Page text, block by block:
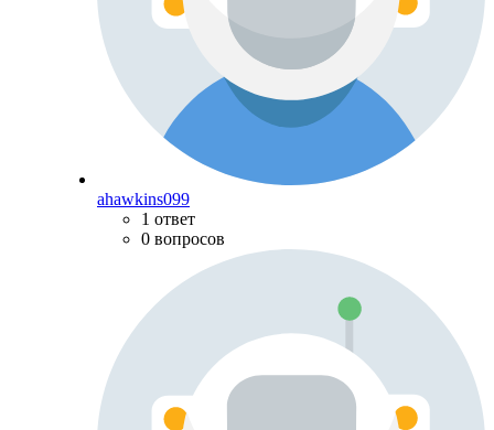
ahawkins099
1 ответ
0 вопросов